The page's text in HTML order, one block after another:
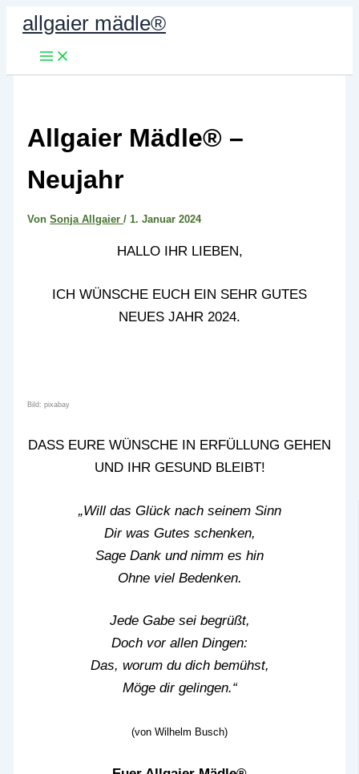
Zum
Inhalt
springen
allgaier mädle®
Allgaier Mädle® –
Neujahr
VonSonja Allgaier/1. Januar 2024
HALLO IHR LIEBEN,
ICH WÜNSCHE EUCH EIN SEHR GUTES
NEUES JAHR 2024.
Bild: pixabay
DASS EURE WÜNSCHE IN ERFÜLLUNG GEHEN
UND IHR GESUND BLEIBT!
„Will das Glück nach seinem Sinn
Dir was Gutes schenken,
Sage Dank und nimm es hin
Ohne viel Bedenken.
Jede Gabe sei begrüßt,
Doch vor allen Dingen:
Das, worum du dich bemühst,
Möge dir gelingen.“
(von Wilhelm Busch)